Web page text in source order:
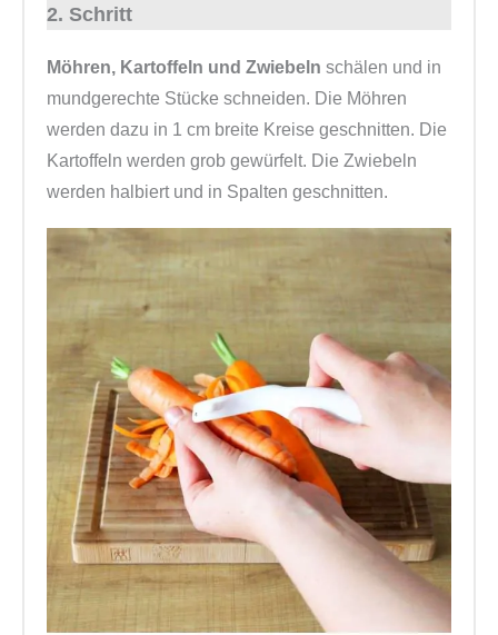
2. Schritt
Möhren, Kartoffeln und Zwiebeln schälen und in
mundgerechte Stücke schneiden. Die Möhren
werden dazu in 1 cm breite Kreise geschnitten. Die
Kartoffeln werden grob gewürfelt. Die Zwiebeln
werden halbiert und in Spalten geschnitten.